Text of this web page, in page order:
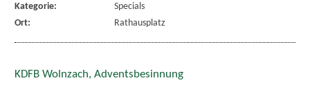
Kategorie:
Specials
Ort:
Rathausplatz
KDFB Wolnzach, Adventsbesinnung